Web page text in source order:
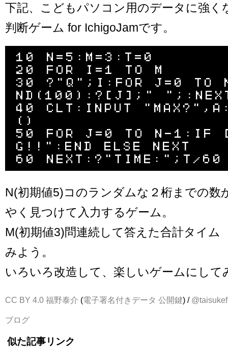
下記、こどもパソコン用のデータに強く
判断ゲーム for IchigoJamです。
10 N=5:M=3:T=0
20 FOR I=1 TO M
30 ?"Q";I:FOR J=0 TO
ND(100):?[J];"
40 CLT:INPUT
()
50 FOR J=0 TO N-1:IF
G!!":END ELSE NEXT
N(初期値5)コのランダムな２桁までの数
やく見つけて入力するゲーム。
M(初期値3)問連続して答えた合計タイム
みよう。
いろいろ改造して、楽しいゲームにして
CC BY 4.0 福野泰介 (電子署名付きデータ 公開鍵) / @taisukef
ブログ
似た記事リンク